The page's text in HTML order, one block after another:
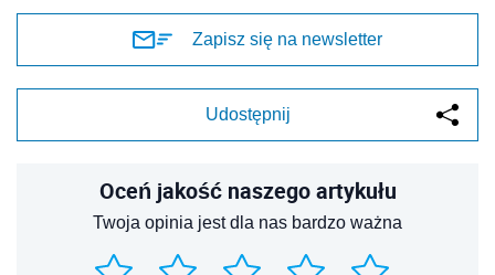
Zapisz się na newsletter
Udostępnij
Oceń jakość naszego artykułu
Twoja opinia jest dla nas bardzo ważna